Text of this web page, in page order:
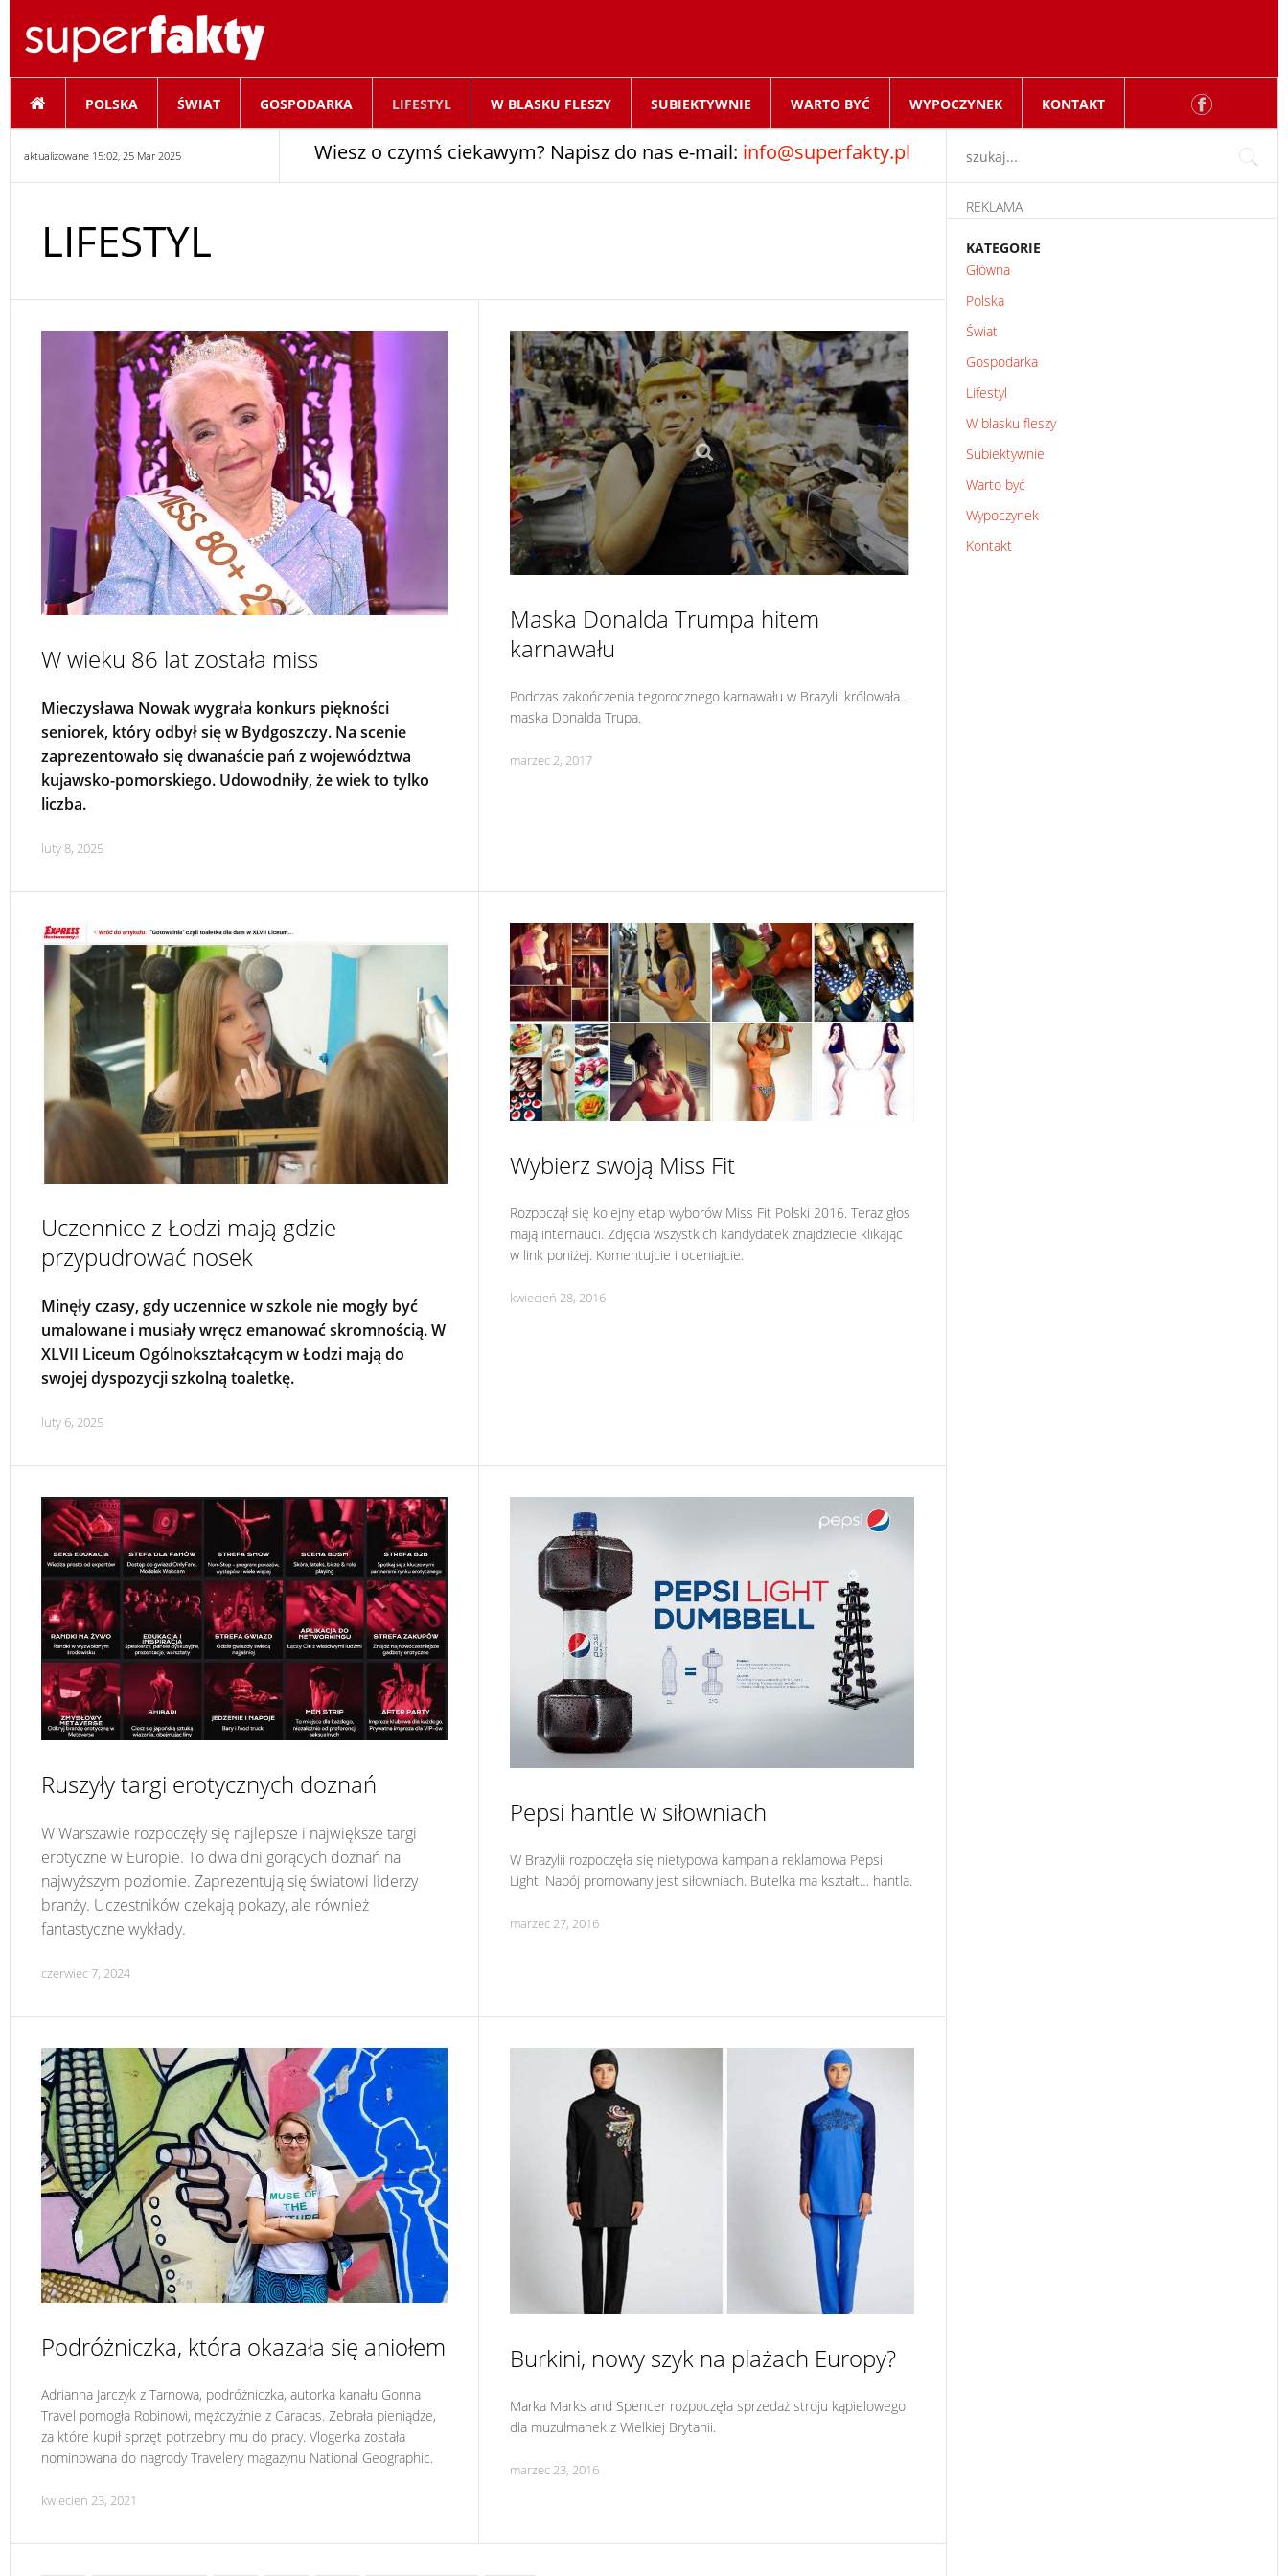
POLSKA ŚWIAT GOSPODARKA LIFESTYL W BLASKU FLESZY SUBIEKTYWNIE WARTO BYĆ WYPOCZYNEK KONTAKT
aktualizowane 15:02, 25 Mar 2025 Wiesz o czymś ciekawym? Napisz do nas e-mail: info@superfakty.pl
LIFESTYL
W wieku 86 lat została miss
Mieczysława Nowak wygrała konkurs piękności
seniorek, który odbył się w Bydgoszczy. Na scenie
zaprezentowało się dwanaście pań z województwa
kujawsko-pomorskiego. Udowodniły, że wiek to tylko
liczba.
luty 8, 2025
Maska Donalda Trumpa hitem
karnawału
Podczas zakończenia tegorocznego karnawału w Brazylii królowała…
maska Donalda Trupa.
marzec 2, 2017
Uczennice z Łodzi mają gdzie
przypudrować nosek
Minęły czasy, gdy uczennice w szkole nie mogły być
umalowane i musiały wręcz emanować skromnością. W
XLVII Liceum Ogólnokształcącym w Łodzi mają do
swojej dyspozycji szkolną toaletkę.
luty 6, 2025
Wybierz swoją Miss Fit
Rozpoczął się kolejny etap wyborów Miss Fit Polski 2016. Teraz głos
mają internauci. Zdjęcia wszystkich kandydatek znajdziecie klikając
w link poniżej. Komentujcie i oceniajcie.
kwiecień 28, 2016
Ruszyły targi erotycznych doznań
W Warszawie rozpoczęły się najlepsze i największe targi
erotyczne w Europie. To dwa dni gorących doznań na
najwyższym poziomie. Zaprezentują się światowi liderzy
branży. Uczestników czekają pokazy, ale również
fantastyczne wykłady.
czerwiec 7, 2024
Pepsi hantle w siłowniach
W Brazylii rozpoczęła się nietypowa kampania reklamowa Pepsi
Light. Napój promowany jest siłowniach. Butelka ma kształt… hantla.
marzec 27, 2016
Podróżniczka, która okazała się aniołem
Adrianna Jarczyk z Tarnowa, podróżniczka, autorka kanału Gonna
Travel pomogła Robinowi, mężczyźnie z Caracas. Zebrała pieniądze,
za które kupił sprzęt potrzebny mu do pracy. Vlogerka została
nominowana do nagrody Travelery magazynu National Geographic.
kwiecień 23, 2021
Burkini, nowy szyk na plażach Europy?
Marka Marks and Spencer rozpoczęła sprzedaż stroju kąpielowego
dla muzułmanek z Wielkiej Brytanii.
marzec 23, 2016
REKLAMA
KATEGORIE
Główna
Polska
Świat
Gospodarka
Lifestyl
W blasku fleszy
Subiektywnie
Warto być
Wypoczynek
Kontakt